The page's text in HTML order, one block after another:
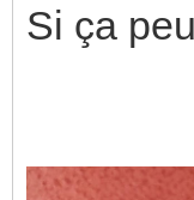
Si ça